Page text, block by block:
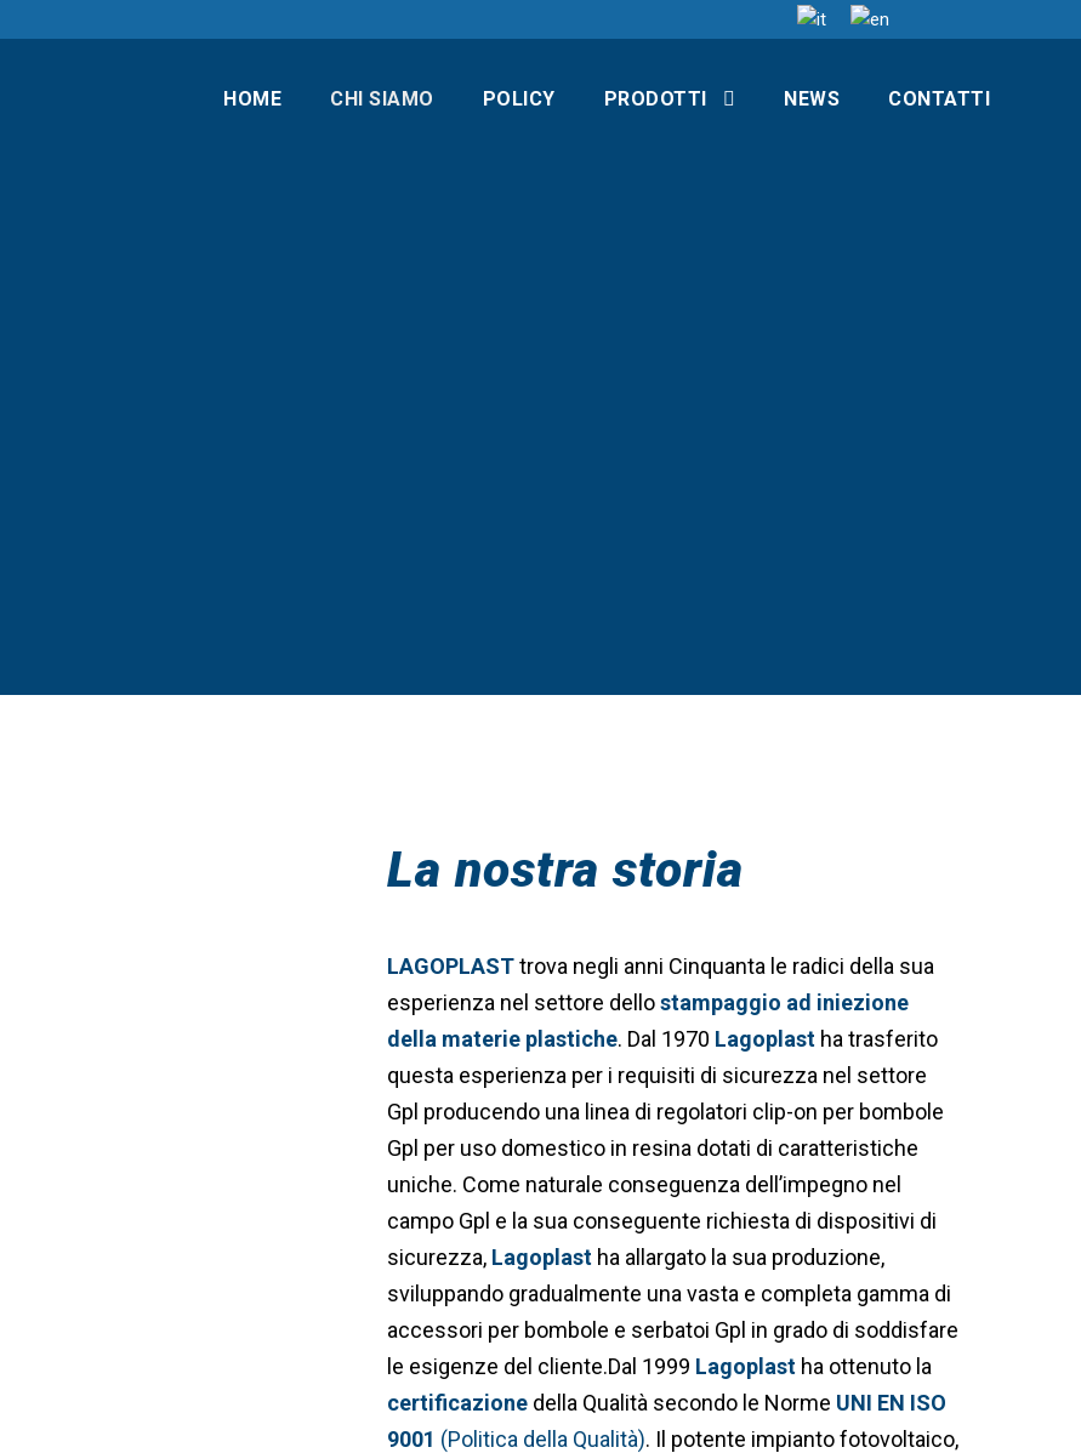
HOME CHI SIAMO POLICY PRODOTTI NEWS CONTATTI
La nostra storia
LAGOPLASTtrova negli anni Cinquanta le radici della sua
esperienza nel settore dellostampaggio ad iniezione
della materie plastiche. Dal 1970 Lagoplast ha trasferito
questa esperienza per i requisiti di sicurezza nel settore
Gpl producendo una linea di regolatori clip-on per bombole
Gpl per uso domestico in resina dotati di caratteristiche
uniche. Come naturale conseguenza dell’impegno nel
campo Gpl e la sua conseguente richiesta di dispositivi di
sicurezza, Lagoplast ha allargato la sua produzione,
sviluppando gradualmente una vasta e completa gamma di
accessori per bombole e serbatoi Gpl in grado di soddisfare
le esigenze del cliente.Dal 1999 Lagoplast ha ottenuto la
certificazione della Qualità secondo le Norme UNI EN ISO
9001 (Politica della Qualità). Il potente impianto fotovoltaico,